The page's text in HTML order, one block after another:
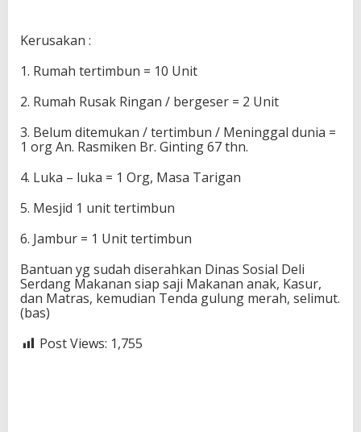
Kerusakan :
1. Rumah tertimbun = 10 Unit
2. Rumah Rusak Ringan / bergeser = 2 Unit
3. Belum ditemukan / tertimbun / Meninggal dunia =
1 org An. Rasmiken Br. Ginting 67 thn.
4. Luka – luka = 1 Org, Masa Tarigan
5. Mesjid 1 unit tertimbun
6. Jambur = 1 Unit tertimbun
Bantuan yg sudah diserahkan Dinas Sosial Deli
Serdang Makanan siap saji Makanan anak, Kasur,
dan Matras, kemudian Tenda gulung merah, selimut.
(bas)
Post Views: 1,755